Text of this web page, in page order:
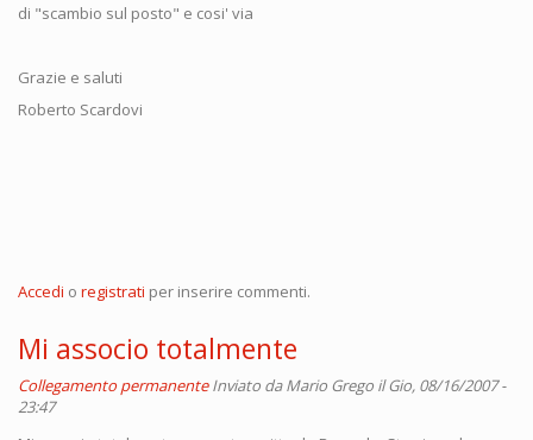
di "scambio sul posto" e cosi' via
Grazie e saluti
Roberto Scardovi
Accedi o registrati per inserire commenti.
Mi associo totalmente
Collegamento permanente Inviato daMario Grego il Gio, 08/16/2007 -
23:47